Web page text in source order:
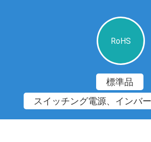
RoHS
標準品
スイッチング電源、インバ